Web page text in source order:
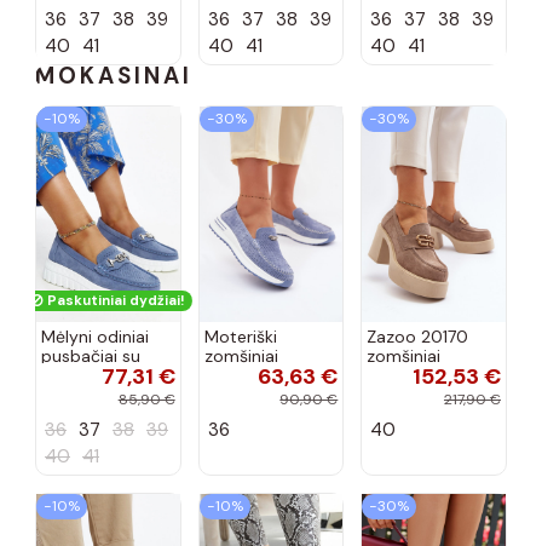
36 37 38 39
40 41
36 37 38 39
40 41
36 37 38 39
40 41
MOKASINAI
−10%
Paskutiniai dydžiai!
Mėlyni odiniai
pusbačiai su
dekoratyvine
sagtimi Taija
77,31 €
85,90 €
36 37 38 39
40 41
−30%
Moteriški
zomšiniai
mokasinai
Demela mėlynos
63,63 €
90,90 €
36
−30%
Zazoo 20170
zomšiniai
bateliai su
kulniukais smėlio
152,53 €
217,90 €
40
−10% −10% −30%